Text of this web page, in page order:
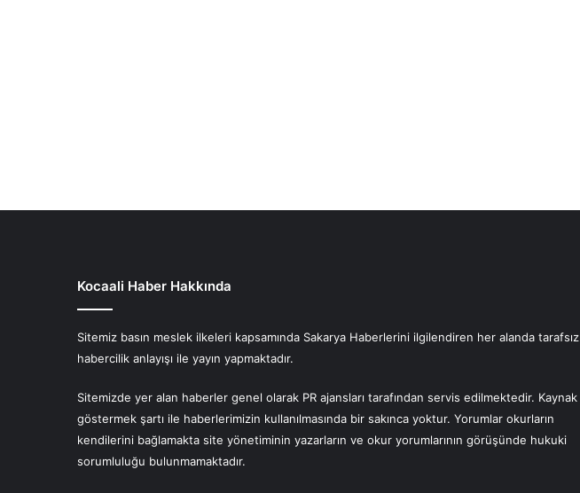
Kocaali Haber Hakkında
Sitemiz basın meslek ilkeleri kapsamında Sakarya Haberlerini ilgilendiren her alanda tarafsız
habercilik anlayışı ile yayın yapmaktadır.
Sitemizde yer alan haberler genel olarak PR ajansları tarafından servis edilmektedir. Kaynak
göstermek şartı ile haberlerimizin kullanılmasında bir sakınca yoktur. Yorumlar okurların
kendilerini bağlamakta site yönetiminin yazarların ve okur yorumlarının görüşünde hukuki
sorumluluğu bulunmamaktadır.